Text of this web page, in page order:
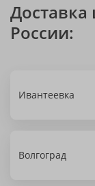
России:
Ивантеевка
Волгоград